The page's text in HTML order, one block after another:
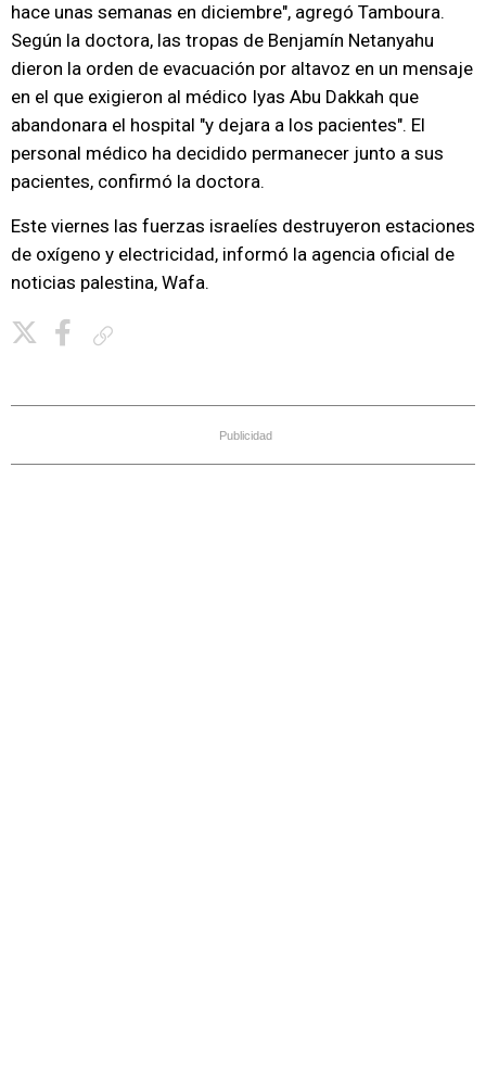
hace unas semanas en diciembre", agregó Tamboura.
Según la doctora, las tropas de Benjamín Netanyahu
dieron la orden de evacuación por altavoz en un mensaje
en el que exigieron al médico Iyas Abu Dakkah que
abandonara el hospital "y dejara a los pacientes". El
personal médico ha decidido permanecer junto a sus
pacientes, confirmó la doctora.
Este viernes las fuerzas israelíes destruyeron estaciones
de oxígeno y electricidad, informó la agencia oficial de
noticias palestina, Wafa.
Publicidad